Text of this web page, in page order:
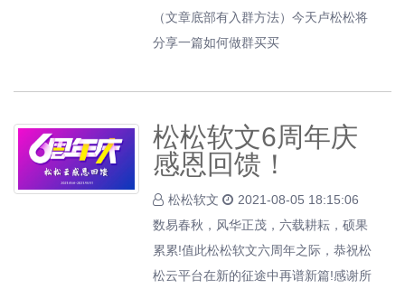
（文章底部有入群方法）今天卢松松将
分享一篇如何做群买买
松松软文6周年庆
感恩回馈！
松松软文
2021-08-05 18:15:06
数易春秋，风华正茂，六载耕耘，硕果
累累!值此松松软文六周年之际，恭祝松
松云平台在新的征途中再谱新篇!感谢所